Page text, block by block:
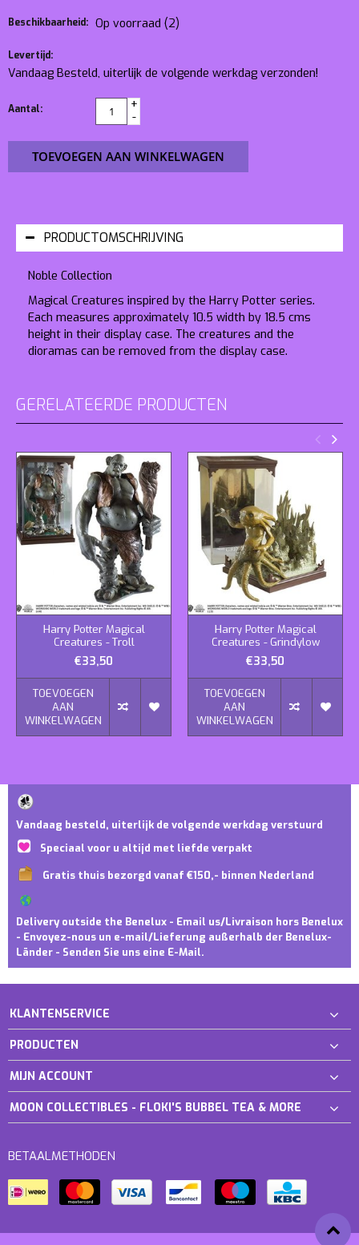
Beschikbaarheid: Op voorraad (2)
Levertijd:
Vandaag Besteld, uiterlijk de volgende werkdag verzonden!
Aantal:
+
-
TOEVOEGEN AAN WINKELWAGEN
PRODUCTOMSCHRIJVING
Noble Collection
Magical Creatures inspired by the Harry Potter series.
Each measures approximately 10.5 width by 18.5 cms
height in their display case. The creatures and the
dioramas can be removed from the display case.
GERELATEERDE PRODUCTEN
Harry Potter Magical
Creatures - Troll
€33,50
TOEVOEGEN
AAN
WINKELWAGEN
Harry Potter Magical
Creatures - Grindylow
€33,50
TOEVOEGEN
AAN
WINKELWAGEN
Vandaag besteld, uiterlijk de volgende werkdag verstuurd
Speciaal voor u altijd met liefde verpakt
Gratis thuis bezorgd vanaf €150,- binnen Nederland
Delivery outside the Benelux - Email us/Livraison hors Benelux
- Envoyez-nous un e-mail/Lieferung außerhalb der Benelux-
Länder - Senden Sie uns eine E-Mail.
KLANTENSERVICE
PRODUCTEN
MIJN ACCOUNT
MOON COLLECTIBLES - FLOKI'S BUBBEL TEA & MORE
BETAALMETHODEN